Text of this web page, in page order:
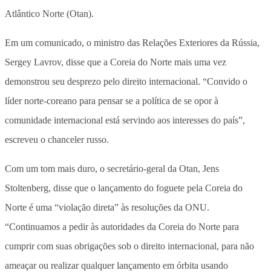
Atlântico Norte (Otan).
Em um comunicado, o ministro das Relações Exteriores da Rússia,
Sergey Lavrov, disse que a Coreia do Norte mais uma vez
demonstrou seu desprezo pelo direito internacional. “Convido o
líder norte-coreano para pensar se a política de se opor à
comunidade internacional está servindo aos interesses do país”,
escreveu o chanceler russo.
Com um tom mais duro, o secretário-geral da Otan, Jens
Stoltenberg, disse que o lançamento do foguete pela Coreia do
Norte é uma “violação direta” às resoluções da ONU.
“Continuamos a pedir às autoridades da Coreia do Norte para
cumprir com suas obrigações sob o direito internacional, para não
ameaçar ou realizar qualquer lançamento em órbita usando